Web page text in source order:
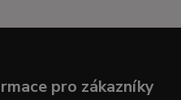
pro zákazníky